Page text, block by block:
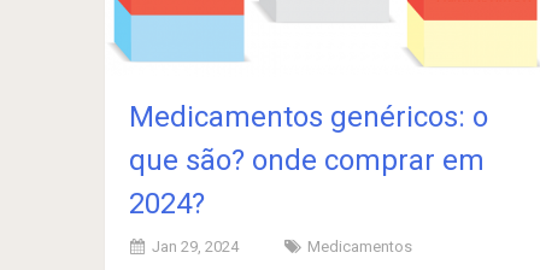
Medicamentos genéricos: o
que são? onde comprar em
2024?
Jan 29, 2024 Medicamentos